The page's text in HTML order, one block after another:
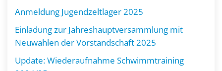
Anmeldung Jugendzeltlager 2025
Einladung zur Jahreshauptversammlung mit
Neuwahlen der Vorstandschaft 2025
Update: Wiederaufnahme Schwimmtraining